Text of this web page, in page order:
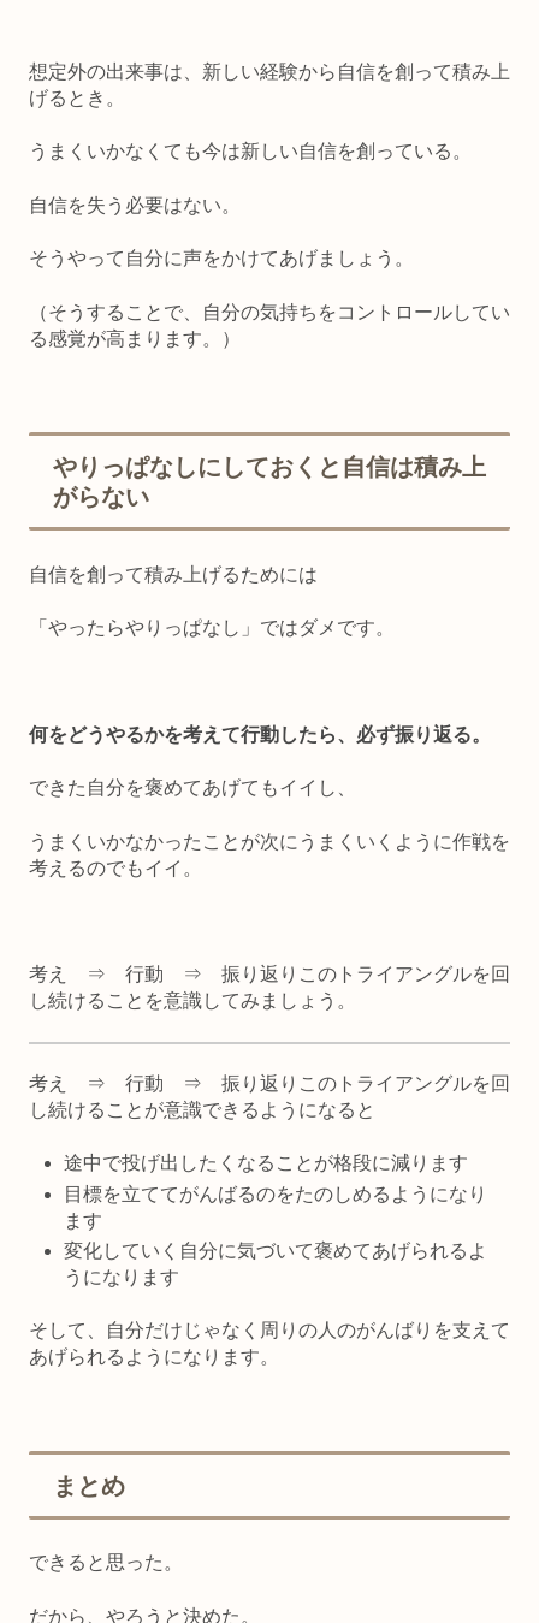
想定外の出来事は、新しい経験から自信を創って積み上
げるとき。
うまくいかなくても今は新しい自信を創っている。
自信を失う必要はない。
そうやって自分に声をかけてあげましょう。
（そうすることで、自分の気持ちをコントロールしてい
る感覚が高まります。）
やりっぱなしにしておくと自信は積み上
がらない
自信を創って積み上げるためには
「やったらやりっぱなし」ではダメです。
何をどうやるかを考えて行動したら、必ず振り返る。
できた自分を褒めてあげてもイイし、
うまくいかなかったことが次にうまくいくように作戦を
考えるのでもイイ。
考え ⇒ 行動 ⇒ 振り返りこのトライアングルを回
し続けることを意識してみましょう。
考え ⇒ 行動 ⇒ 振り返りこのトライアングルを回
し続けることが意識できるようになると
途中で投げ出したくなることが格段に減ります
目標を立ててがんばるのをたのしめるようになり
ます
変化していく自分に気づいて褒めてあげられるよ
うになります
そして、自分だけじゃなく周りの人のがんばりを支えて
あげられるようになります。
まとめ
できると思った。
だから、やろうと決めた。